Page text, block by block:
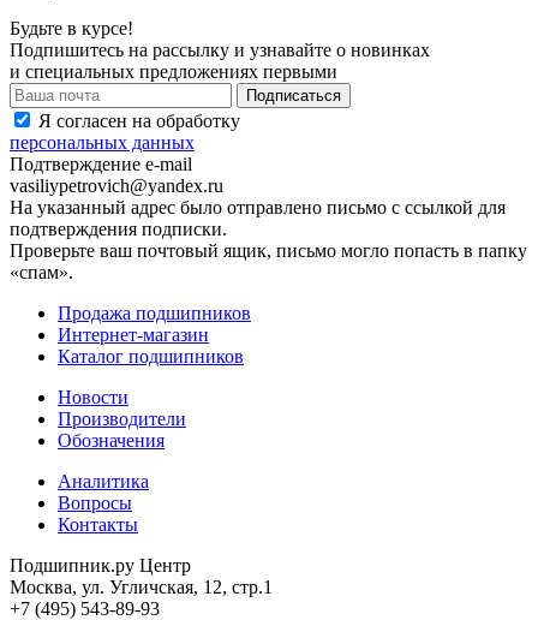
Будьте в курсе!
Подпишитесь на рассылку и узнавайте о новинках
и специальных предложениях первыми
Я согласен на обработку
персональных данных
Подтверждение e-mail
vasiliypetrovich@yandex.ru
На указанный адрес было отправлено письмо с ссылкой для
подтверждения подписки.
Проверьте ваш почтовый ящик, письмо могло попасть в папку
«спам».
Продажа подшипников
Интернет-магазин
Каталог подшипников
Новости
Производители
Обозначения
Аналитика
Вопросы
Контакты
Подшипник.ру Центр
Москва, ул. Угличская, 12, стр.1
+7 (495) 543-89-93